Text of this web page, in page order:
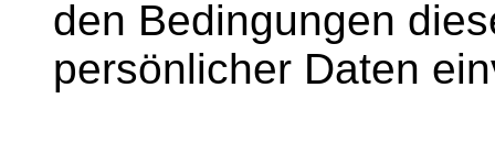
den Bedingungen
persönlicher Daten